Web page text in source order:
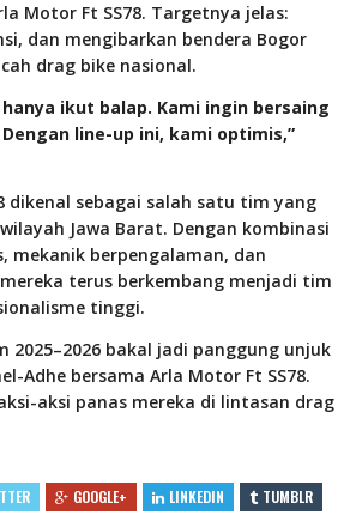
Motor Ft SS78. Targetnya jelas:
dan mengibarkan bendera Bogor
drag bike nasional.
ikut balap. Kami ingin bersaing
line-up ini, kami optimis,”
dikenal sebagai salah satu tim yang
Jawa Barat. Dengan kombinasi
mekanik berpengalaman, dan
terus berkembang menjadi tim
tinggi.
2025–2026 bakal jadi panggung unjuk
Adhe bersama Arla Motor Ft SS78.
aksi panas mereka di lintasan drag
GOOGLE+ LINKEDIN
TUMBLR